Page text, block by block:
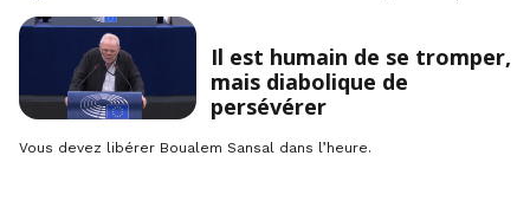
Il est humain de se tromper,
mais diabolique de
persévérer
Vous devez libérer Boualem Sansal dans l’heure.